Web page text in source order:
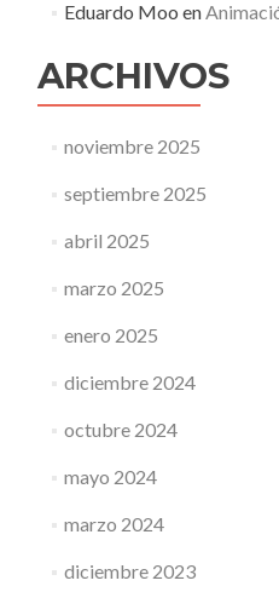
Eduardo Moo en
ARCHIVOS
noviembre 2025
septiembre 2025
abril 2025
marzo 2025
enero 2025
diciembre 2024
octubre 2024
mayo 2024
marzo 2024
diciembre 2023